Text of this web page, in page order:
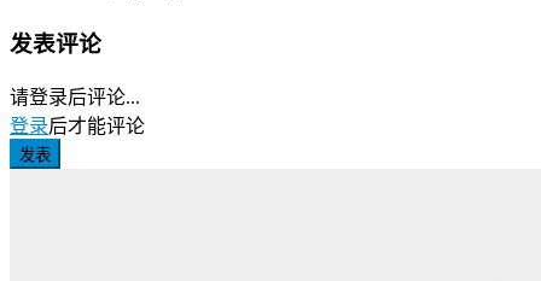
发表评论
请登录后评论...
登录后才能评论
发表